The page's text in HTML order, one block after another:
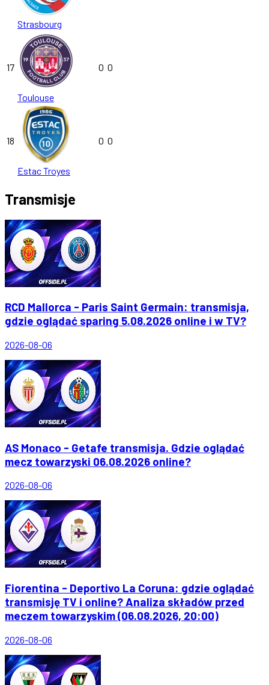
Strasbourg
17
Toulouse
0 0
18
Estac Troyes
0 0
Transmisje
RCD Mallorca - Paris Saint Germain: transmisja,
gdzie oglądać sparing 5.08.2026 online i w TV?
2026-08-06
AS Monaco - Getafe transmisja. Gdzie oglądać
mecz towarzyski 06.08.2026 online?
2026-08-06
Fiorentina - Deportivo La Coruna: gdzie oglądać
transmisję TV i online? Analiza składów przed
meczem towarzyskim (06.08.2026, 20:00)
2026-08-06